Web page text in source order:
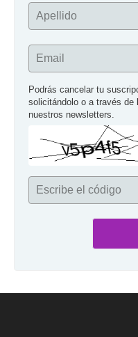
Apellido
Email
Podrás cancelar tu
solicitándolo o a través
nuestros newsletters.
Escribe el código